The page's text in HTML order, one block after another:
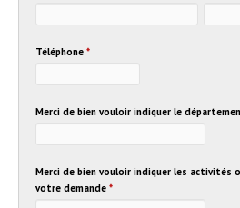
Téléphone *
Merci de bien vouloir indiquer le
Merci de bien vouloir indiquer les activités
votre demande *